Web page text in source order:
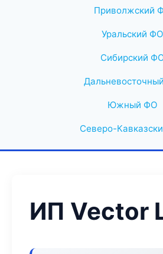
Приволжский
Уральский ФО
Сибирский
Южный ФО
Северо-
ИП Vector